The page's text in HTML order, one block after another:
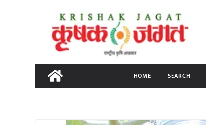
content
HOME SEARCH